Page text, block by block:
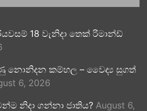
18 වැනිදා තෙක් රිමාන්ඩ්
නොනිදන කම්හල – වෛද්‍ය සුගත්
6, 2026
නිදා ගන්නා ජාතිය? August 6,